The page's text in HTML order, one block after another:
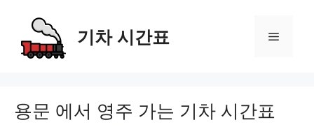
content
기차 시간표 Menu
용문 에서 영주 가는 기차 시간표